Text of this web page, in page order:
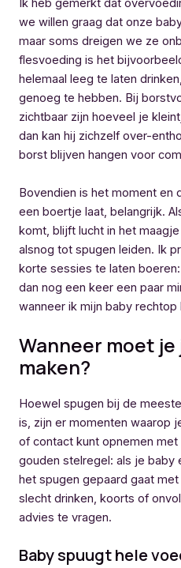
Ik heb gemerkt dat
we willen graag dat onze
maar soms dreigen we ze
flesvoeding is het
helemaal leeg te laten
genoeg te hebben. Bij
zichtbaar zijn hoeveel je
dan kan hij zichzelf over-
borst blijven hangen voor
Bovendien is het moment en
een boertje laat, belangrijk.
komt, blijft lucht in het
alsnog tot spugen leiden. Ik
korte sessies te laten
dan nog een keer een paar
wanneer ik mijn baby rechtop
Wanneer moet je
maken?
Hoewel spugen bij de
is, zijn er momenten waarop
of contact kunt opnemen
gouden stelregel: als je baby
het spugen gepaard gaat
slecht drinken, koorts of
advies te vragen.
Baby spuugt hele